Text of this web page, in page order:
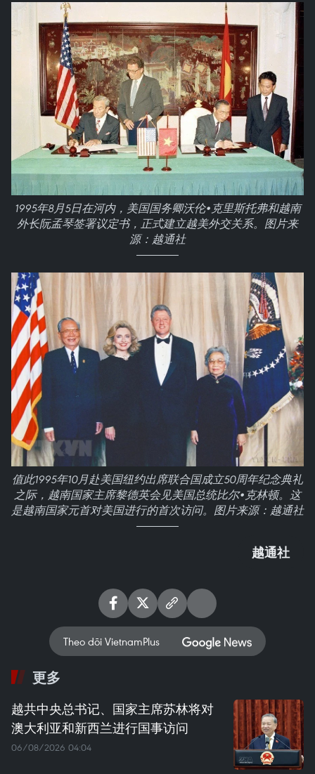
1995年8月5日在河内，美国国务卿沃伦•克里斯托弗和越南
外长阮孟琴签署议定书，正式建立越美外交关系。图片来
源：越通社
值此1995年10月赴美国纽约出席联合国成立50周年纪念典礼
之际，越南国家主席黎德英会见美国总统比尔•克林顿。这
是越南国家元首对美国进行的首次访问。图片来源：越通社
越通社
Theo dõi VietnamPlus
更多
越共中央总书记、国家主席苏林将对
澳大利亚和新西兰进行国事访问
06/08/2026 04:04